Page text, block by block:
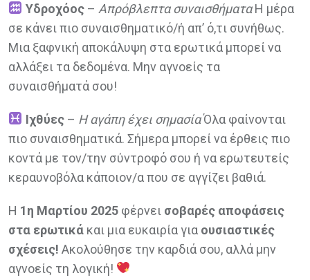
Υδροχόος– Απρόβλεπτα συναισθήματαΗ μέρα
σε κάνει πιο συναισθηματικό/ή απ’ ό,τι συνήθως.
Μια ξαφνική αποκάλυψη στα ερωτικά μπορεί να
αλλάξει τα δεδομένα. Μην αγνοείς τα
συναισθήματά σου!
Ιχθύες– Η αγάπη έχει σημασίαΌλα φαίνονται
πιο συναισθηματικά. Σήμερα μπορεί να έρθεις πιο
κοντά με τον/την σύντροφό σου ή να ερωτευτείς
κεραυνοβόλα κάποιον/α που σε αγγίζει βαθιά.
Η 1η Μαρτίου 2025 φέρνει σοβαρές αποφάσεις
στα ερωτικά και μια ευκαιρία για ουσιαστικές
σχέσεις! Ακολούθησε την καρδιά σου, αλλά μην
αγνοείς τη λογική!